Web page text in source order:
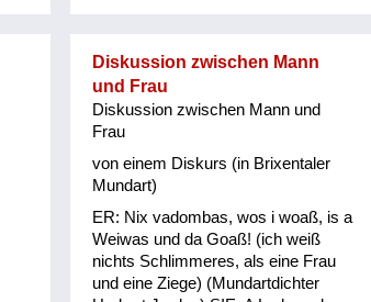
Diskussion zwischen Mann
und Frau
Diskussion zwischen Mann und
Frau
von einem Diskurs (in Brixentaler
Mundart)
ER: Nix vadombas, wos i woaß, is a
Weiwas und da Goaß! (ich weiß
nichts Schlimmeres, als eine Frau
und eine Ziege) (Mundartdichter